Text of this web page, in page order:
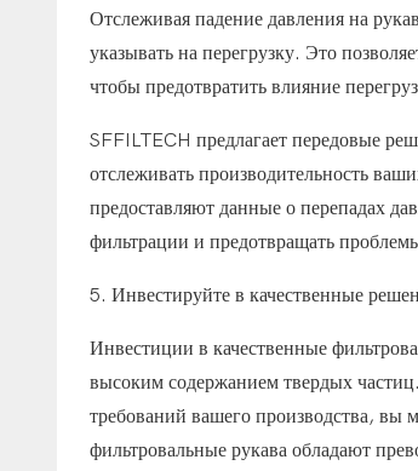
Отслеживая падение давления на
указывать на перегрузку. Это
чтобы предотвратить влияние
SFFILTECH предлагает передовые
отслеживать производительность
предоставляют данные о перепадах
фильтрации и предотвращать
5. Инвестируйте в качественные
Инвестиции в качественные
высоким содержанием твердых
требований вашего производства, вы
фильтровальные рукава обладают